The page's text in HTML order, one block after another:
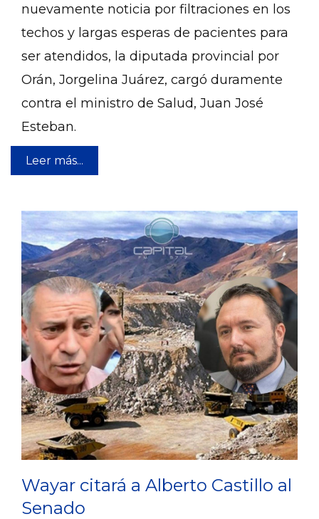
nuevamente noticia por filtraciones en los
techos y largas esperas de pacientes para
ser atendidos, la diputada provincial por
Orán, Jorgelina Juárez, cargó duramente
contra el ministro de Salud, Juan José
Esteban.
Leer más...
Wayar citará a Alberto Castillo al
Senado